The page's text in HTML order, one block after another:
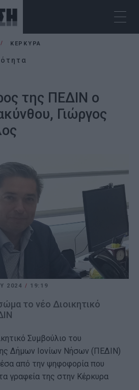
ΚΕΡΚΥΡΑ
της ΠΕΔΙΝ ο
Γιώργος
2024 / 19:19
το νέο Διοικητικό
Συμβούλιο του
Δήμων Ιονίων Νήσων (ΠΕΔΙΝ)
από την ψηφοφορία που
γραφεία της στην Κέρκυρα